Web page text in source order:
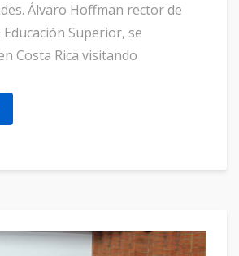
Álvaro Hoffman rector de
Superior, se
Costa Rica visitando